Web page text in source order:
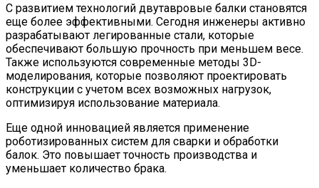
С развитием технологий двутавровые балки становятся
еще более эффективными. Сегодня инженеры активно
разрабатывают легированные стали, которые
обеспечивают большую прочность при меньшем весе.
Также используются современные методы 3D-
моделирования, которые позволяют проектировать
конструкции с учетом всех возможных нагрузок,
оптимизируя использование материала.
Еще одной инновацией является применение
роботизированных систем для сварки и обработки
балок. Это повышает точность производства и
уменьшает количество брака.